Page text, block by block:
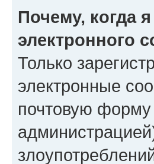
Почему, когда
электронного
Только
электронные
почтовую